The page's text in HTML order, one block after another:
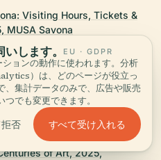
Visiting Hours, Tickets &
MUSA Savona
2025, La Nuova Savona
Visiting Hours, Tickets & A
of Art, 2025,
します。 EU · GDPR
ョンの動作に使われます。分析
）は、どのページが役立っ
、集計データのみで、広告や販売
でも変更できます。
否 すべて受け入れる